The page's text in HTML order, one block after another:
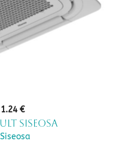
1.24 €
siseosa